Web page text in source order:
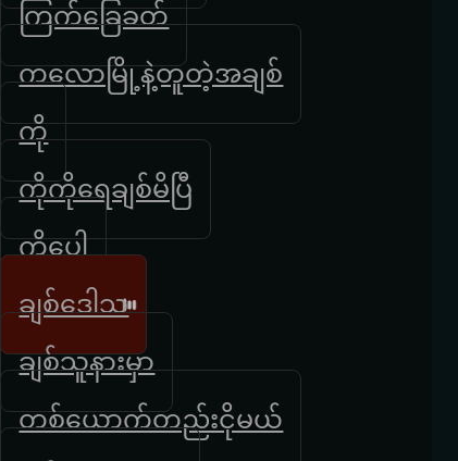
ကြက်ခြေခတ်
ကလောမြို့နဲ့တူတဲ့အချစ်
ကို
ကိုကိုရေချစ်မိပြီ
ကိုပေါ
ချစ်ဒေါသ
ချစ်သူနားမှာ
တစ်ယောက်တည်းငိုမယ်